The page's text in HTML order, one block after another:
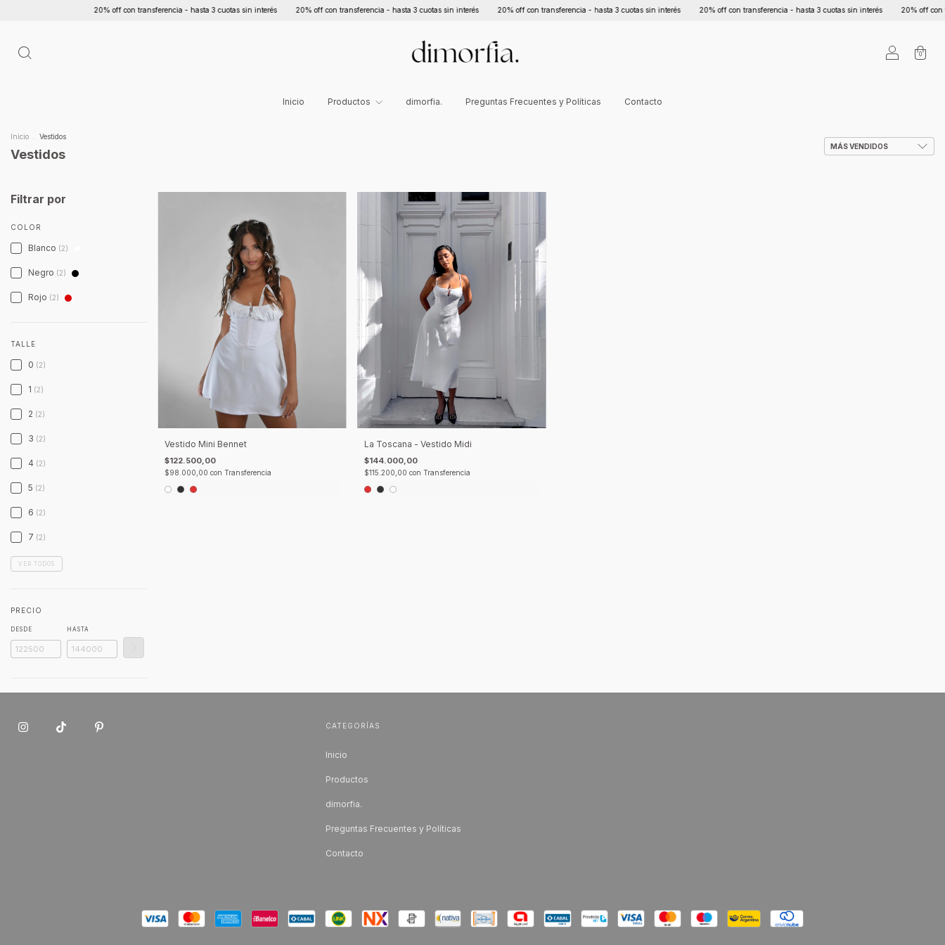
20% off con transferencia - hasta 3 cuotas sin interés 20% off con transferencia - hasta 3 cuotas sin interés 20% off con transferencia - hasta 3 cuotas sin interés 20% off con transferencia - hasta 3 cuotas sin interés 20% off con
0
Inicio Productos dimorfia. Preguntas Frecuentes y Políticas Contacto
Inicio Vestidos
Vestidos
Filtrar por
COLOR
Blanco (2)
Negro (2)
Rojo (2)
TALLE
0 (2)
1 (2)
2 (2)
3 (2)
4 (2)
5 (2)
6 (2)
7 (2)
VER TODOS
PRECIO
DESDE HASTA
Vestido Mini Bennet
$122.500,00
$98.000,00 con Transferencia
La Toscana - Vestido Midi
$144.000,00
$115.200,00 con Transferencia
CATEGORÍAS
Inicio
Productos
dimorfia.
Preguntas Frecuentes y Políticas
Contacto